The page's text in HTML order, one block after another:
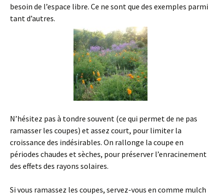
besoin de l’espace libre. Ce ne sont que des exemples parmi
tant d’autres.
N’hésitez pas à tondre souvent (ce qui permet de ne pas
ramasser les coupes) et assez court, pour limiter la
croissance des indésirables. On rallonge la coupe en
périodes chaudes et sèches, pour préserver l’enracinement
des effets des rayons solaires.
Si vous ramassez les coupes, servez-vous en comme mulch